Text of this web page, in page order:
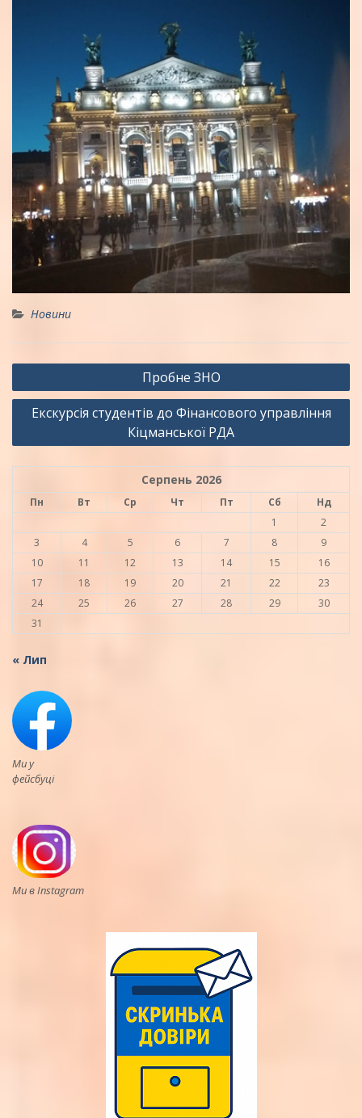
Новини
Навігація
записів
Пробне ЗНО
Екскурсія студентів до Фінансового управління
Кіцманської РДА
Серпень 2026
Пн Вт Ср Чт Пт Сб
Нд
1
2
3
4 5 6 7 8
9
10
11 12 13 14 15
16
17
18 19 20 21 22
23
24
25 26 27 28 29
30
31
« Лип
Ми у
фейсбуці
Ми в Instagram